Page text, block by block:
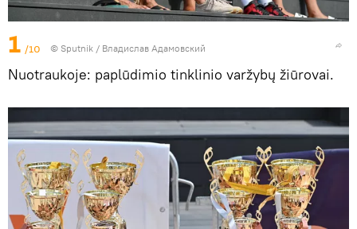
1 /10 © Sputnik / Владислав Адамовский
Nuotraukoje: paplūdimio tinklinio varžybų žiūrovai.